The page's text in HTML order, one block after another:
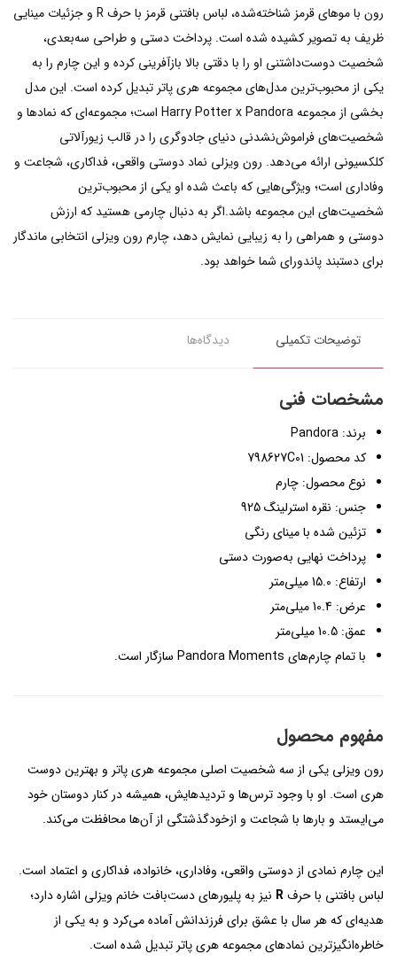
رون با موهای قرمز شناخته‌شده، لباس بافتنی قرمز با حرف R و جزئیات مینایی
ظریف به تصویر کشیده شده است. پرداخت دستی و طراحی سه‌بعدی،
شخصیت دوست‌داشتنی او را با دقتی بالا بازآفرینی کرده و این چارم را به
یکی از محبوب‌ترین مدل‌های مجموعه هری پاتر تبدیل کرده است. این مدل
بخشی از مجموعه Harry Potter x Pandora است؛ مجموعه‌ای که نمادها و
شخصیت‌های فراموش‌نشدنی دنیای جادوگری را در قالب زیورآلاتی
کلکسیونی ارائه می‌دهد. رون ویزلی نماد دوستی واقعی، فداکاری، شجاعت و
وفاداری است؛ ویژگی‌هایی که باعث شده او یکی از محبوب‌ترین
شخصیت‌های این مجموعه باشد.اگر به دنبال چارمی هستید که ارزش
دوستی و همراهی را به زیبایی نمایش دهد، چارم رون ویزلی انتخابی ماندگار
برای دستبند پاندورای شما خواهد بود.
توضیحات تکمیلی دیدگاه‌ها
مشخصات فنی
برند: Pandora
کد محصول: 798627C01
نوع محصول: چارم
جنس: نقره استرلینگ 925
تزئین شده با مینای رنگی
پرداخت نهایی به‌صورت دستی
ارتفاع: 15.0 میلی‌متر
عرض: 10.4 میلی‌متر
عمق: 10.5 میلی‌متر
با تمام چارم‌های Pandora Moments سازگار است.
مفهوم محصول
رون ویزلی یکی از سه شخصیت اصلی مجموعه هری پاتر و بهترین دوست
هری است. او با وجود ترس‌ها و تردیدهایش، همیشه در کنار دوستان خود
می‌ایستد و بارها با شجاعت و ازخودگذشتگی از آن‌ها محافظت می‌کند.
این چارم نمادی از دوستی واقعی، وفاداری، خانواده، فداکاری و اعتماد است.
لباس بافتنی با حرفR نیز به پلیورهای دست‌بافت خانم ویزلی اشاره دارد؛
هدیه‌ای که هر سال با عشق برای فرزندانش آماده می‌کرد و به یکی از
خاطره‌انگیزترین نمادهای مجموعه هری پاتر تبدیل شده است.